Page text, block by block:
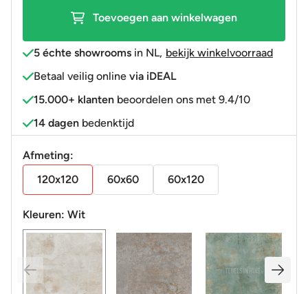
gerectificeerd
afname
m2)
R9
aantal
Toevoegen aan winkelwagen
5 échte showrooms in NL, bekijk winkelvoorraad
Betaal veilig online via iDEAL
15.000+ klanten beoordelen ons met 9.4/10
14 dagen bedenktijd
Afmeting:
120x120
60x60 60x120
Kleuren: Wit